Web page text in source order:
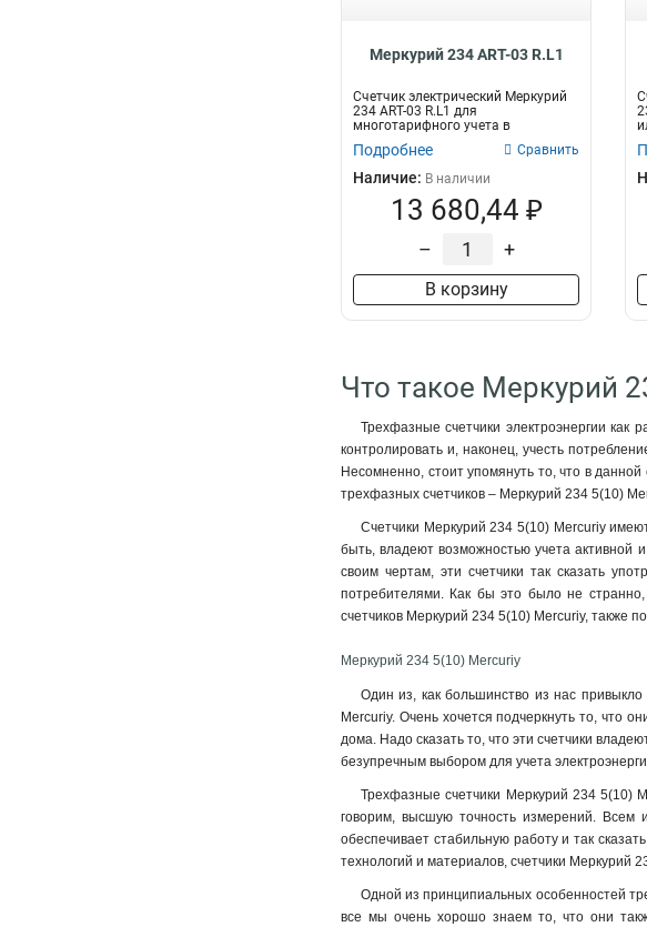
Mеркурий 234 ART-03 R.L1
Счетчик электрический Mеркурий
234 ART-03 R.L1 для
многотарифного учета в
трехфазных трех- или...
Подробнее Сравнить
Наличие: В наличии
13 680,44 ₽
– +
В корзину
Что такое Меркурий
Трехфазные счетчики электроэнергии
контролировать и, наконец, учесть
Несомненно, стоит упомянуть то, что в
трехфазных счетчиков – Меркурий 234 5(10)
Счетчики Меркурий 234 5(10) Mercuriy
быть, владеют возможностью учета активной
своим чертам, эти счетчики так сказать
потребителями. Как бы это было не
счетчиков Меркурий 234 5(10) Mercuriy, также
Меркурий 234 5(10) Mercuriy
Один из, как большинство из нас
Mercuriy. Очень хочется подчеркнуть то, что
дома. Надо сказать то, что эти счетчики
безупречным выбором для учета
Трехфазные счетчики Меркурий 234 5(10)
говорим, высшую точность измерений. Всем
обеспечивает стабильную работу и так
технологий и материалов, счетчики Меркурий
Одной из принципиальных особенностей
все мы очень хорошо знаем то, что они